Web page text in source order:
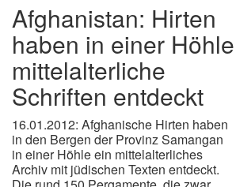
Afghanistan: Hirten
haben in einer Höhle
mittelalterliche
Schriften entdeckt
16.01.2012: Afghanische Hirten haben
in den Bergen der Provinz Samangan
in einer Höhle ein mittelalterliches
Archiv mit jüdischen Texten entdeckt.